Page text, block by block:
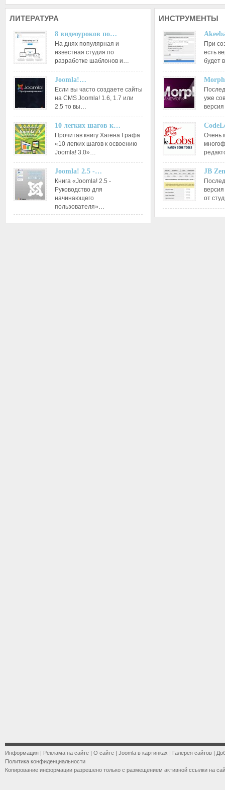
ЛИТЕРАТУРА
8 видеоуроков по…
На днях популярная и
известная студия по
разработке шаблонов и…
Joomla!…
Если вы часто создаете сайты
на CMS Joomla! 1.6, 1.7 или
2.5 то вы…
10 легких шагов к…
Прочитав книгу Хагена Графа
«10 легких шагов к освоению
Joomla! 3.0»…
Joomla! 2.5 -…
Книга «Joomla! 2.5 -
Руководство для
начинающего
пользователя»…
ИНСТРУМЕНТЫ
При
есть
будет
уже
Очень
JB
от
Информация | Реклама на сайте | О сайте | Joomla в картинках | Галерея сайтов |
Политика конфиденциальности
Копирование информации разрешено только с размещением активной ссылки на